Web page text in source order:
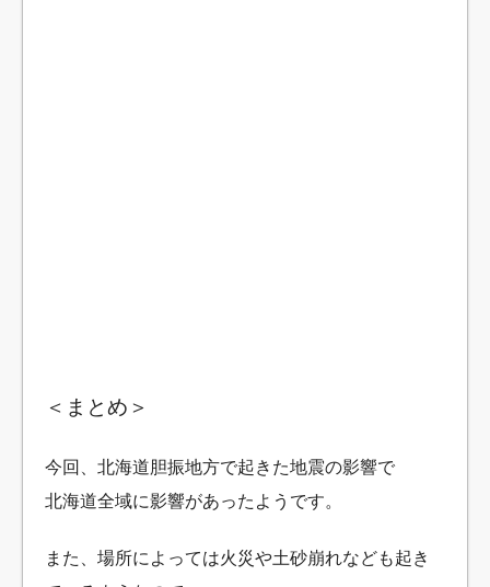
＜まとめ＞
今回、北海道胆振地方で起きた地震の影響で
北海道全域に影響があったようです。
また、場所によっては火災や土砂崩れなども起き